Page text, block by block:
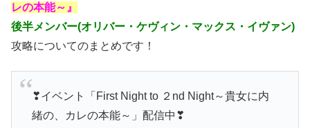
レの本能～』
後半メンバー(オリバー・ケヴィン・マックス・イヴァン)
攻略についてのまとめです！
❣イベント「First Night to ２nd Night～貴女に内
緒の、カレの本能～」配信中❣